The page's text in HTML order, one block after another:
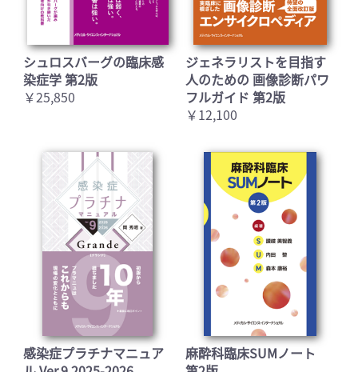
シュロスバーグの臨床感
染症学 第2版
￥25,850
ジェネラリストを目指す
人のための 画像診断パワ
フルガイド 第2版
￥12,100
感染症プラチナマニュア
麻酔科臨床SUMノート